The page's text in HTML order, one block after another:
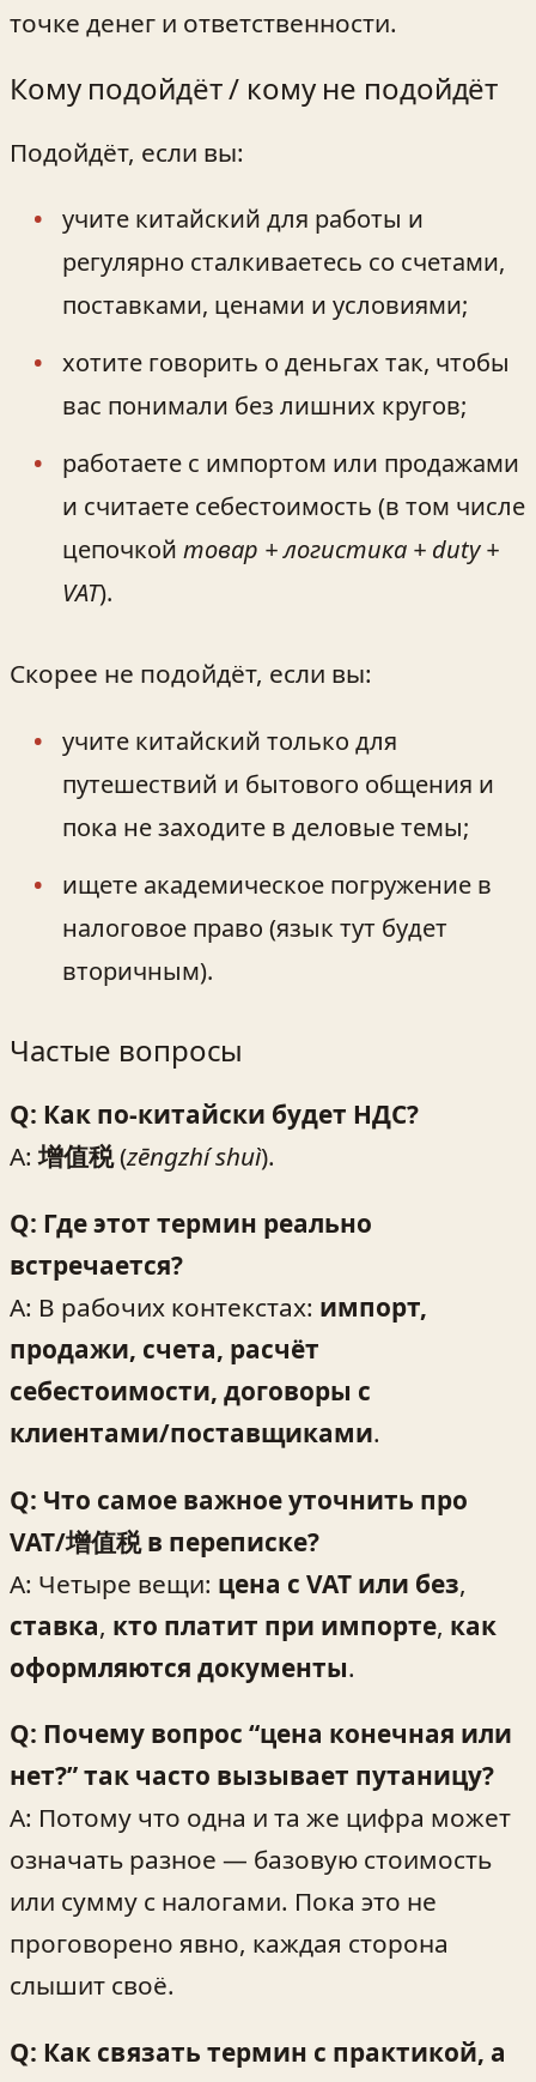
точке денег и ответственности.
Кому подойдёт / кому не подойдёт
Подойдёт, если вы:
учите китайский для работы и
регулярно сталкиваетесь со счетами,
поставками, ценами и условиями;
хотите говорить о деньгах так, чтобы
вас понимали без лишних кругов;
работаете с импортом или продажами
и считаете себестоимость (в том числе
цепочкой товар + логистика + duty +
VAT).
Скорее не подойдёт, если вы:
учите китайский только для
путешествий и бытового общения и
пока не заходите в деловые темы;
ищете академическое погружение в
налоговое право (язык тут будет
вторичным).
Частые вопросы
Q: Как по-китайски будет НДС?
A:增值税(zēngzhí shuì).
Q: Где этот термин реально
встречается?
A: В рабочих контекстах: импорт,
продажи, счета, расчёт
себестоимости, договоры с
клиентами/поставщиками.
Q: Что самое важное уточнить про
VAT/增值税 в переписке?
A: Четыре вещи: цена с VAT или без,
ставка, кто платит при импорте, как
оформляются документы.
Q: Почему вопрос “цена конечная или
нет?” так часто вызывает путаницу?
A: Потому что одна и та же цифра может
означать разное — базовую стоимость
или сумму с налогами. Пока это не
проговорено явно, каждая сторона
слышит своё.
Q: Как связать термин с практикой, а